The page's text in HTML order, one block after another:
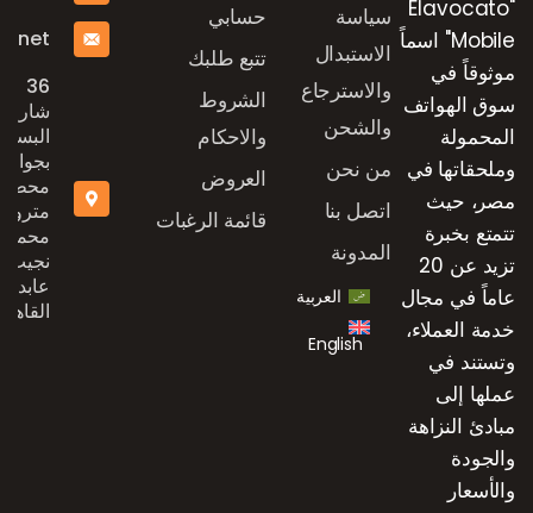
"Elavocato
Mobile" اسماً
موثوقاً في
سوق الهواتف
المحمولة
وملحقاتها في
مصر، حيث
تتمتع بخبرة
تزيد عن 20
عاماً في مجال
خدمة العملاء،
وتستند في
عملها إلى
مبادئ النزاهة
والجودة
والأسعار
سياسة
الاستبدال
والاسترجاع
والشحن
من نحن
اتصل بنا
المدونة
العربية
English
حسابي
تتبع طلبك
الشروط
والاحكام
العروض
قائمة الرغبات
36
شارع
بجوار
محطة
مترو
محمد
نجيب،